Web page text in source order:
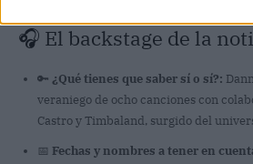
🎧 El backstage de la
🔑 ¿Qué tienes que saber sí o sí?:
veraniego de ocho canciones con
Castro y Timbaland, surgido del
📅 Fechas y nombres a tener en